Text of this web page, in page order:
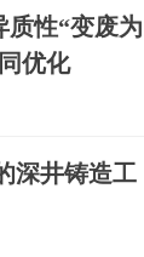
质性“变废为
优化
深井铸造工